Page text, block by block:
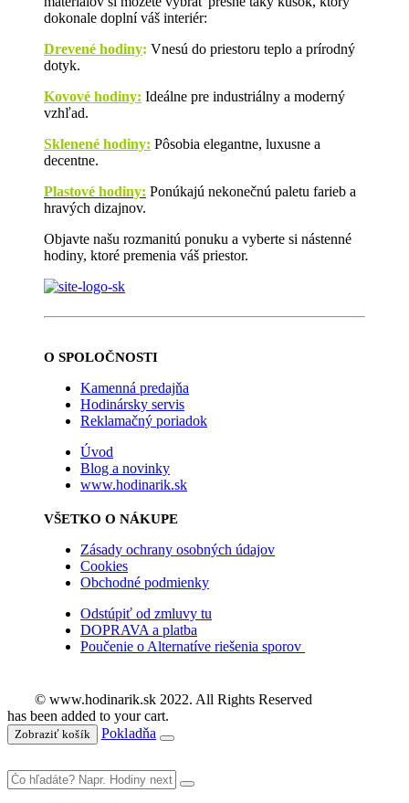
dokonale doplní váš interiér:
Drevené hodiny: Vnesú do priestoru teplo a prírodný
dotyk.
Kovové hodiny: Ideálne pre industriálny a moderný
vzhľad.
Sklenené hodiny: Pôsobia elegantne, luxusne a
decentne.
Plastové hodiny: Ponúkajú nekonečnú paletu farieb a
hravých dizajnov.
Objavte našu rozmanitú ponuku a vyberte si nástenné
hodiny, ktoré premenia váš priestor.
O SPOLOČNOSTI
Kamenná predajňa
Hodinársky servis
Reklamačný poriadok
Úvod
Blog a novinky
www.hodinarik.sk
VŠETKO O NÁKUPE
Zásady ochrany osobných údajov
Cookies
Obchodné podmienky
Odstúpiť od zmluvy tu
DOPRAVA a platba
Poučenie o Alternatíve riešenia sporov
© www.hodinarik.sk 2022. All Rights Reserved
has been added to your cart.
Zobraziť košík Pokladňa